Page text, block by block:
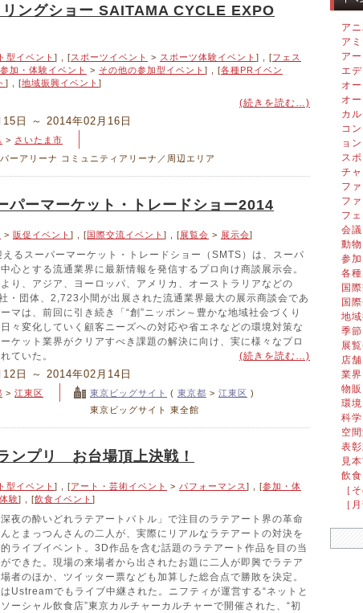
ングショー SAITAMA CYCLE EXPO
型イベント ] , [スポーツイベント > スポーツ体験イベント ] , [フェス
参加・体験イベント > その他の参加型イベント ] , [各種PRイベン
] , [地域振興イベント ]
(続きを読む…)
日 ～ 2014年02月16日
> さいたま市
ーアリーナ コミュニティアリーナ／周辺エリア
パーマーケット・トレードショー2014
> 販促イベント ] , [ 国際交流イベント ] , [展覧会 > 展示会]
るスーパーマーケット・トレードショー（SMTS）は、スーパ
心とする流通業界に最新情報を発信するプロ向け商談展示会。
り、アジア、ヨーロッパ、アメリカ、オーストラリアなどの
・団体、2,723小間が出展された流通業界最大の展示商談会であ
マは、前回に引き続き「“創”ニッポン～豊かな地域社会づくり
々変化していく顧客ニーズへの対応や省エネなどの環境対策な
ケット業界がクリアすべき課題の解決に向け、実に様々なプロ
ていた。
(続きを読む…)
日 ～ 2014年02月14日
> 江東区 東京ビッグサイト ( 東京都 > 江東区 )
東京ビッグサイト 東全館
ンプリ お台場頂上決戦！
型イベント ] , [アート・芸術イベント > パフォーマンス ] , [参加・体
験] , [飲食イベント ]
夜の酔いどれラテアートバトル」で注目のラテアート界の革命
とまっつんさんの二人が、実際にリアルなラテアートの対決を
ライブイベント。3D作品を含む話題のラテアート作品を目の当
できた。現場の来場者から出されたお題に二人が即興でラテア
者のほか、ツイッター票なども加算した総合点で勝敗を決定。
Ustreamでもライブ中継された。ニフティが運営する“ネットと
ーシャル飲食店”東京カルチャーカルチャーで開催された、“初
ア
ア
ア
エ
オ
オ
カ
コ
ョン
ス
チ
フ
フ
フ
会
動
参
各
国
国
地
季
展
店
業
物
環
科
空
表
見
飲
［
［